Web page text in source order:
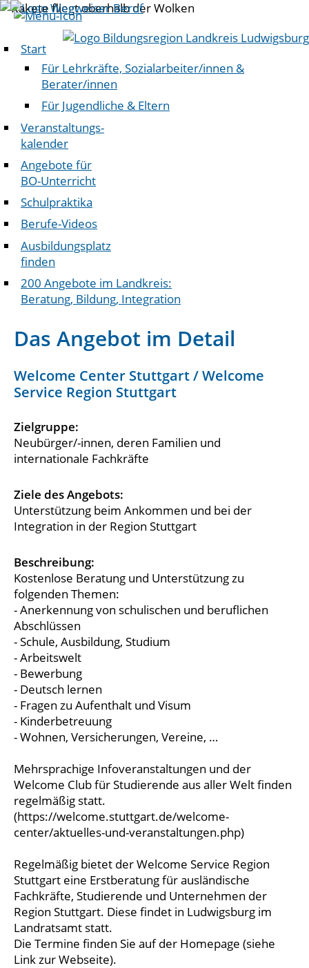
Start
Für Lehrkräfte, Sozialarbeiter/innen &
Berater/innen
Für Jugendliche & Eltern
Veranstaltungs-
kalender
Angebote für
BO-Unterricht
Schulpraktika
Berufe-Videos
Ausbildungsplatz
finden
200 Angebote im Landkreis:
Beratung, Bildung, Integration
Das Angebot im Detail
Welcome Center Stuttgart / Welcome
Service Region Stuttgart
Zielgruppe:
Neubürger/-innen, deren Familien und
internationale Fachkräfte
Ziele des Angebots:
Unterstützung beim Ankommen und bei der
Integration in der Region Stuttgart
Beschreibung:
Kostenlose Beratung und Unterstützung zu
folgenden Themen:
- Anerkennung von schulischen und beruflichen
Abschlüssen
- Schule, Ausbildung, Studium
- Arbeitswelt
- Bewerbung
- Deutsch lernen
- Fragen zu Aufenthalt und Visum
- Kinderbetreuung
- Wohnen, Versicherungen, Vereine, …
Mehrsprachige Infoveranstaltungen und der
Welcome Club für Studierende aus aller Welt finden
regelmäßig statt.
(https://welcome.stuttgart.de/welcome-
center/aktuelles-und-veranstaltungen.php)
Regelmäßig bietet der Welcome Service Region
Stuttgart eine Erstberatung für ausländische
Fachkräfte, Studierende und Unternehmen der
Region Stuttgart. Diese findet in Ludwigsburg im
Landratsamt statt.
Die Termine finden Sie auf der Homepage (siehe
Link zur Webseite).